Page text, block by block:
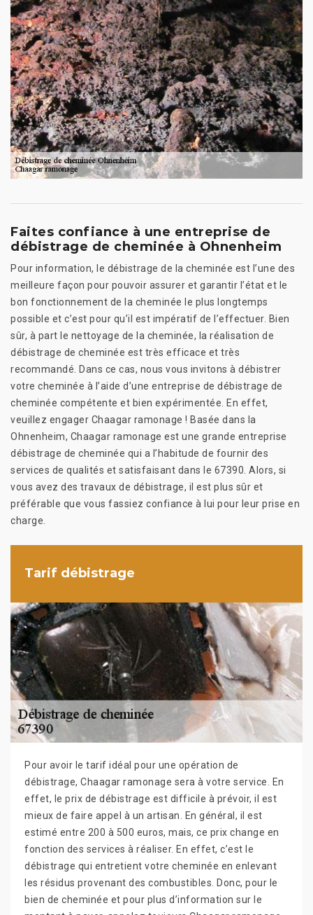
Faites confiance à une entreprise de
débistrage de cheminée à Ohnenheim
Pour information, le débistrage de la cheminée est l’une des
meilleure façon pour pouvoir assurer et garantir l’état et le
bon fonctionnement de la cheminée le plus longtemps
possible et c’est pour qu’il est impératif de l’effectuer. Bien
sûr, à part le nettoyage de la cheminée, la réalisation de
débistrage de cheminée est très efficace et très
recommandé. Dans ce cas, nous vous invitons à débistrer
votre cheminée à l’aide d’une entreprise de débistrage de
cheminée compétente et bien expérimentée. En effet,
veuillez engager Chaagar ramonage ! Basée dans la
Ohnenheim, Chaagar ramonage est une grande entreprise
débistrage de cheminée qui a l’habitude de fournir des
services de qualités et satisfaisant dans le 67390. Alors, si
vous avez des travaux de débistrage, il est plus sûr et
préférable que vous fassiez confiance à lui pour leur prise en
charge.
Tarif débistrage
Pour avoir le tarif idéal pour une opération de
débistrage, Chaagar ramonage sera à votre service. En
effet, le prix de débistrage est difficile à prévoir, il est
mieux de faire appel à un artisan. En général, il est
estimé entre 200 à 500 euros, mais, ce prix change en
fonction des services à réaliser. En effet, c’est le
débistrage qui entretient votre cheminée en enlevant
les résidus provenant des combustibles. Donc, pour le
bien de cheminée et pour plus d’information sur le